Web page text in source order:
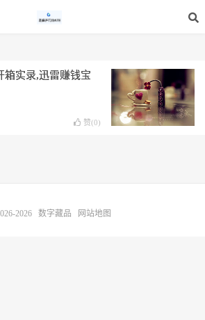
箱实录,迅雷赚钱宝
赞(0)
2026 数字藏品 网站地图